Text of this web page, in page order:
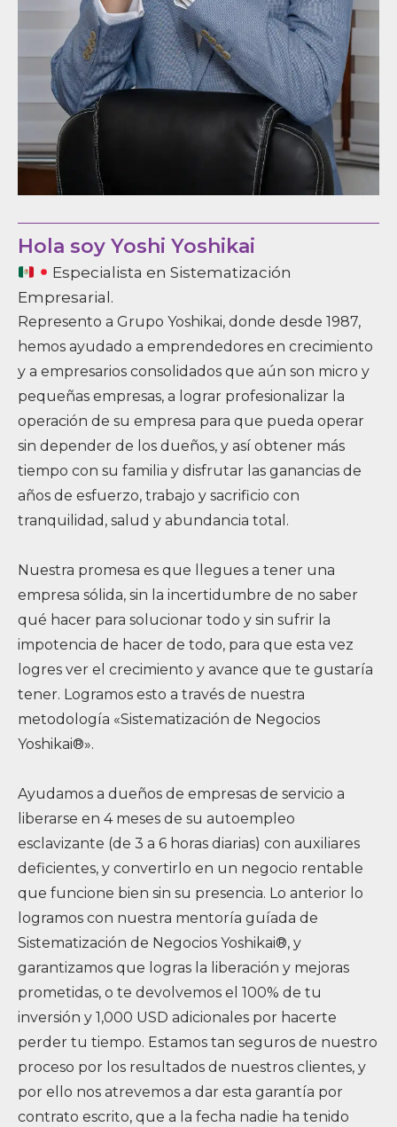
Hola soy Yoshi Yoshikai
Especialista en Sistematización
Empresarial.
Represento a Grupo Yoshikai, donde desde 1987,
hemos ayudado a emprendedores en crecimiento
y a empresarios consolidados que aún son micro y
pequeñas empresas, a lograr profesionalizar la
operación de su empresa para que pueda operar
sin depender de los dueños, y así obtener más
tiempo con su familia y disfrutar las ganancias de
años de esfuerzo, trabajo y sacrificio con
tranquilidad, salud y abundancia total.
Nuestra promesa es que llegues a tener una
empresa sólida, sin la incertidumbre de no saber
qué hacer para solucionar todo y sin sufrir la
impotencia de hacer de todo, para que esta vez
logres ver el crecimiento y avance que te gustaría
tener. Logramos esto a través de nuestra
metodología «Sistematización de Negocios
Yoshikai®».
Ayudamos a dueños de empresas de servicio a
liberarse en 4 meses de su autoempleo
esclavizante (de 3 a 6 horas diarias) con auxiliares
deficientes, y convertirlo en un negocio rentable
que funcione bien sin su presencia. Lo anterior lo
logramos con nuestra mentoría guíada de
Sistematización de Negocios Yoshikai®, y
garantizamos que logras la liberación y mejoras
prometidas, o te devolvemos el 100% de tu
inversión y 1,000 USD adicionales por hacerte
perder tu tiempo. Estamos tan seguros de nuestro
proceso por los resultados de nuestros clientes, y
por ello nos atrevemos a dar esta garantía por
contrato escrito, que a la fecha nadie ha tenido